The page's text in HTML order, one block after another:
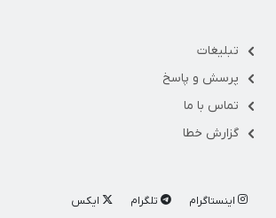
تبلیغات
پرسش و پاسخ
تماس با ما
گزارش خطا
اینستاگرام تلگرام ایکس